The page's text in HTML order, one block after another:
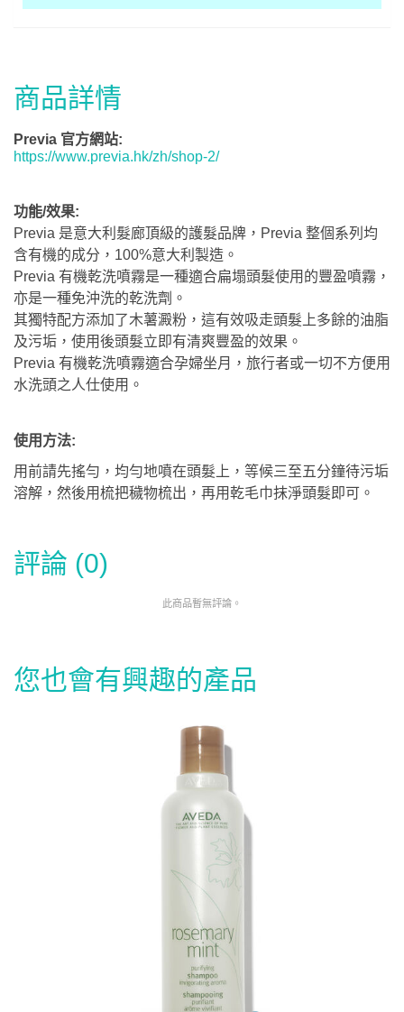
商品詳情
Previa 官方網站:
https://www.previa.hk/zh/shop-2/
功能/效果:
Previa 是意大利髮廊頂級的護髮品牌，Previa 整個系列均
含有機的成分，100%意大利製造。
Previa 有機乾洗噴霧是一種適合扁塌頭髮使用的豐盈噴霧，
亦是一種免沖洗的乾洗劑。
其獨特配方添加了木薯澱粉，這有效吸走頭髮上多餘的油脂
及污垢，使用後頭髮立即有清爽豐盈的效果。
Previa 有機乾洗噴霧適合孕婦坐月，旅行者或一切不方便用
水洗頭之人仕使用。
使用方法:
用前請先搖勻，均勻地噴在頭髮上，等候三至五分鐘待污垢
溶解，然後用梳把穢物梳出，再用乾毛巾抹淨頭髮即可。
評論 (0)
此商品暫無評論。
您也會有興趣的產品